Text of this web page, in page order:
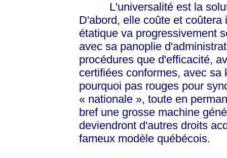
L'universalité est la
D'abord, elle coûte et
étatique va progressivement
avec sa panoplie
procédures que d'efficacité,
certifiées conformes, avec
pourquoi pas rouges pour
« nationale », toute en
bref une grosse machine
deviendront d'autres droits
fameux modèle québécois.